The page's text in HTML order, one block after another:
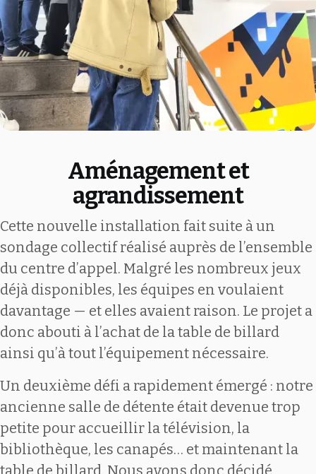
Aménagement et
agrandissement
Cette nouvelle installation fait suite à un
sondage collectif réalisé auprès de l’ensemble
du centre d’appel. Malgré les nombreux jeux
déjà disponibles, les équipes en voulaient
davantage — et elles avaient raison. Le projet a
donc abouti à l’achat de la table de billard
ainsi qu’à tout l’équipement nécessaire.
Un deuxième défi a rapidement émergé : notre
ancienne salle de détente était devenue trop
petite pour accueillir la télévision, la
bibliothèque, les canapés… et maintenant la
table de billard. Nous avons donc décidé